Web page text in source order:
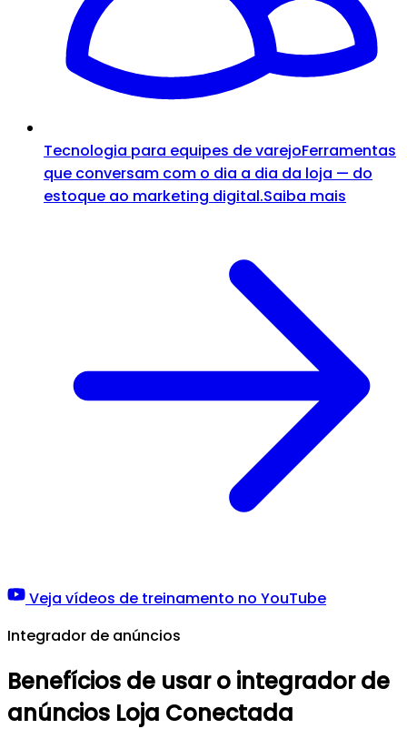
Tecnologia para equipes de varejoFerramentas
que conversam com o dia a dia da loja — do
estoque ao marketing digital.Saiba mais
Veja vídeos de treinamento no YouTube
Integrador de anúncios
Benefícios de usar o integrador de
anúncios Loja Conectada